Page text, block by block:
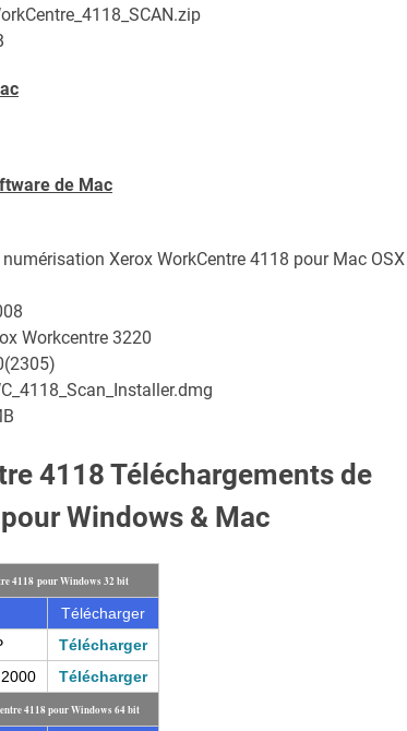
de Mac
Xerox WorkCentre 4118 pour Mac OSX
Workcentre 3220
4118 Téléchargements de
Windows & Mac
4118 pour Windows 32 bit
Télécharger
Télécharger
Télécharger
4118 pour Windows 64 bit